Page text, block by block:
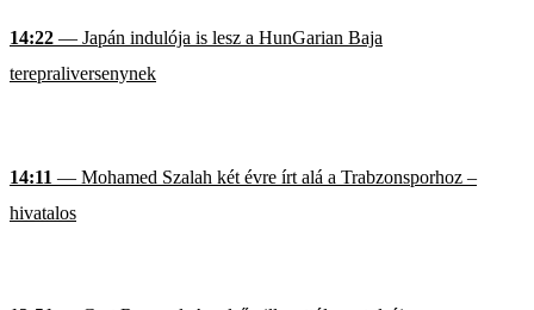
14:22 — Japán indulója is lesz a HunGarian Baja
terepraliversenynek
14:11 — Mohamed Szalah két évre írt alá a Trabzonsporhoz –
hivatalos